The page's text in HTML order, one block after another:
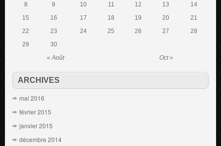
« Août Oct »
8
9 10 11 12 13
14
15
16 17 18 19 20
21
22
23 24 25 26 27
28
29
30
ARCHIVES
mai 2016
février 2015
janvier 2015
décembre 2014